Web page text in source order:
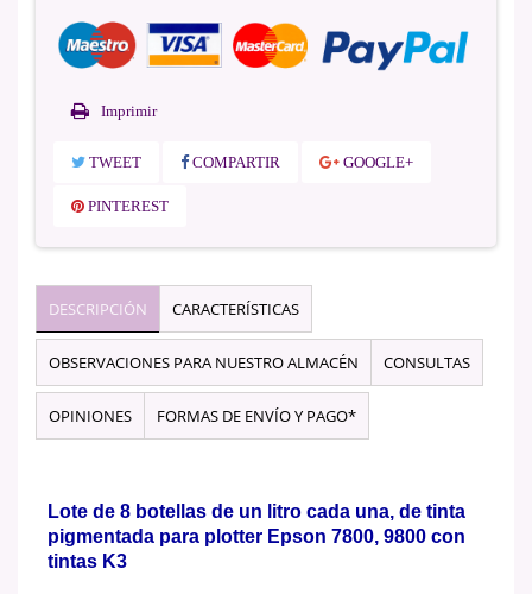
Imprimir
TWEET COMPARTIR GOOGLE+
PINTEREST
DESCRIPCIÓN CARACTERÍSTICAS
OBSERVACIONES PARA NUESTRO ALMACÉN CONSULTAS
OPINIONES FORMAS DE ENVÍO Y PAGO*
Lote de 8 botellas de un litro cada una, de tinta
pigmentada para plotter Epson 7800, 9800 con
tintas K3